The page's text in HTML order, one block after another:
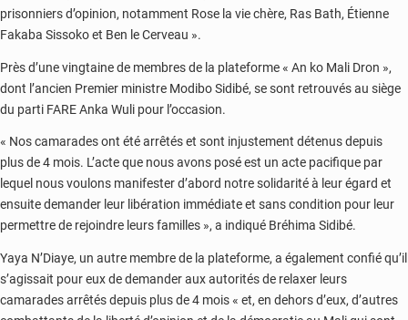
prisonniers d’opinion, notamment Rose la vie chère, Ras Bath, Étienne
Fakaba Sissoko et Ben le Cerveau ».
Près d’une vingtaine de membres de la plateforme « An ko Mali Dron »,
dont l’ancien Premier ministre Modibo Sidibé, se sont retrouvés au siège
du parti FARE Anka Wuli pour l’occasion.
« Nos camarades ont été arrêtés et sont injustement détenus depuis
plus de 4 mois. L’acte que nous avons posé est un acte pacifique par
lequel nous voulons manifester d’abord notre solidarité à leur égard et
ensuite demander leur libération immédiate et sans condition pour leur
permettre de rejoindre leurs familles », a indiqué Bréhima Sidibé.
Yaya N’Diaye, un autre membre de la plateforme, a également confié qu’il
s’agissait pour eux de demander aux autorités de relaxer leurs
camarades arrêtés depuis plus de 4 mois « et, en dehors d’eux, d’autres